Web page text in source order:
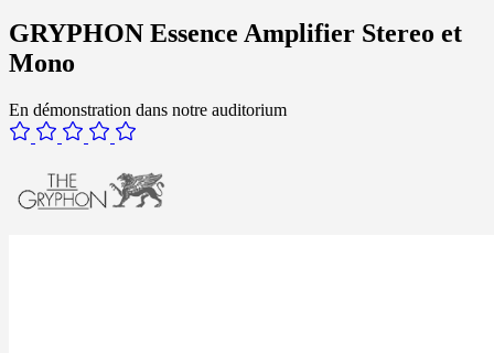
GRYPHON Essence Amplifier Stereo et
Mono
En démonstration dans notre auditorium